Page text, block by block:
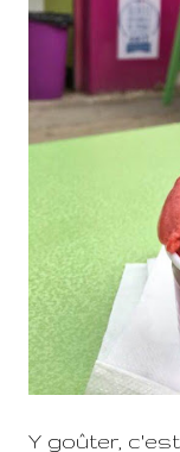
Y goûter,